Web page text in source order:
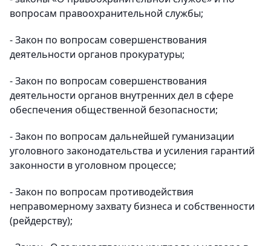
вопросам правоохранительной службы;
- Закон по вопросам совершенствования
деятельности органов прокуратуры;
- Закон по вопросам совершенствования
деятельности органов внутренних дел в сфере
обеспечения общественной безопасности;
- Закон по вопросам дальнейшей гуманизации
уголовного законодательства и усиления гарантий
законности в уголовном процессе;
- Закон по вопросам противодействия
неправомерному захвату бизнеса и собственности
(рейдерству);